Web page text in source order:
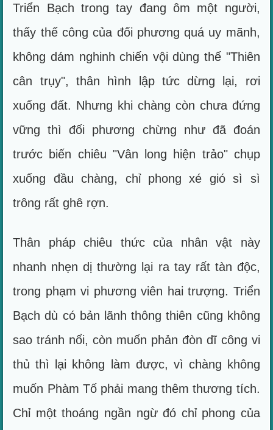
Triển Bạch trong tay đang ôm một người,
thấy thế công của đối phương quá uy mãnh,
không dám nghinh chiến vội dùng thế "Thiên
cân trụy", thân hình lập tức dừng lại, rơi
xuống đất. Nhưng khi chàng còn chưa đứng
vững thì đối phương chừng như đã đoán
trước biến chiêu "Vân long hiện trảo" chụp
xuống đầu chàng, chỉ phong xé gió sì sì
trông rất ghê rợn.
Thân pháp chiêu thức của nhân vật này
nhanh nhẹn dị thường lại ra tay rất tàn độc,
trong phạm vi phương viên hai trượng. Triển
Bạch dù có bản lãnh thông thiên cũng không
sao tránh nổi, còn muốn phản đòn dĩ công vi
thủ thì lại không làm được, vì chàng không
muốn Phàm Tố phải mang thêm thương tích.
Chỉ một thoáng ngần ngừ đó chỉ phong của